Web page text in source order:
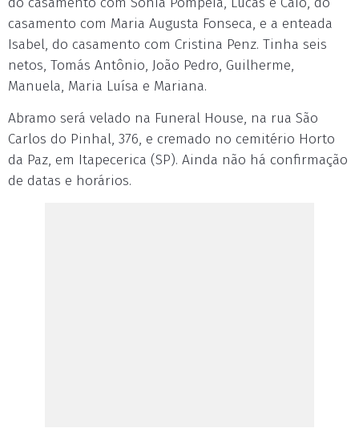
casamento com Maria Augusta Fonseca, e a enteada
Isabel, do casamento com Cristina Penz. Tinha seis
netos, Tomás Antônio, João Pedro, Guilherme,
Manuela, Maria Luísa e Mariana.
Abramo será velado na Funeral House, na rua São
Carlos do Pinhal, 376, e cremado no cemitério Horto
da Paz, em Itapecerica (SP). Ainda não há confirmação
de datas e horários.